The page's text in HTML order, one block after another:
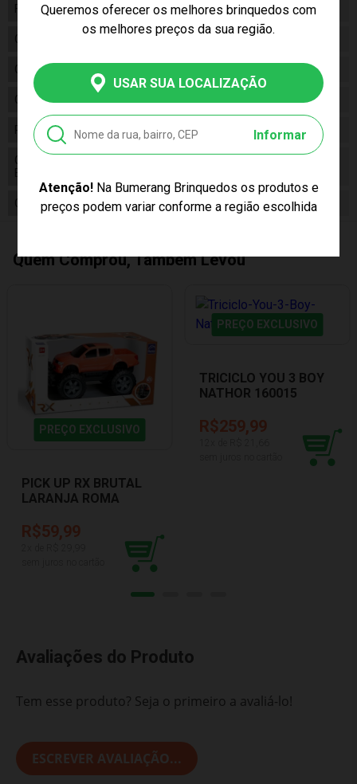
Queremos oferecer os melhores brinquedos com
os melhores preços da sua região.
USAR SUA LOCALIZAÇÃO
Informar
Atenção!Na Bumerang Brinquedos os produtos e
preços podem variar conforme a região escolhida
Fabricante Mattel
Código HFX97_HDY73
Código de Barras
Composição
Pilhas Inclusas 02 pilhas AAA
Conteúdo da
Embalagem
Cor Produto Multicor
Quem Comprou, Também Levou
PREÇO EXCLUSIVO
PICK UP RX BRUTAL
LARANJA ROMA
R$59,99
PREÇO EXCLUSIVO
TRICICLO YOU 3 BOY
NATHOR 160015
R$259,99
Avaliações do Produto
Tem esse produto? Seja o primeiro a avaliá-lo!
ESCREVER AVALIAÇÃO...